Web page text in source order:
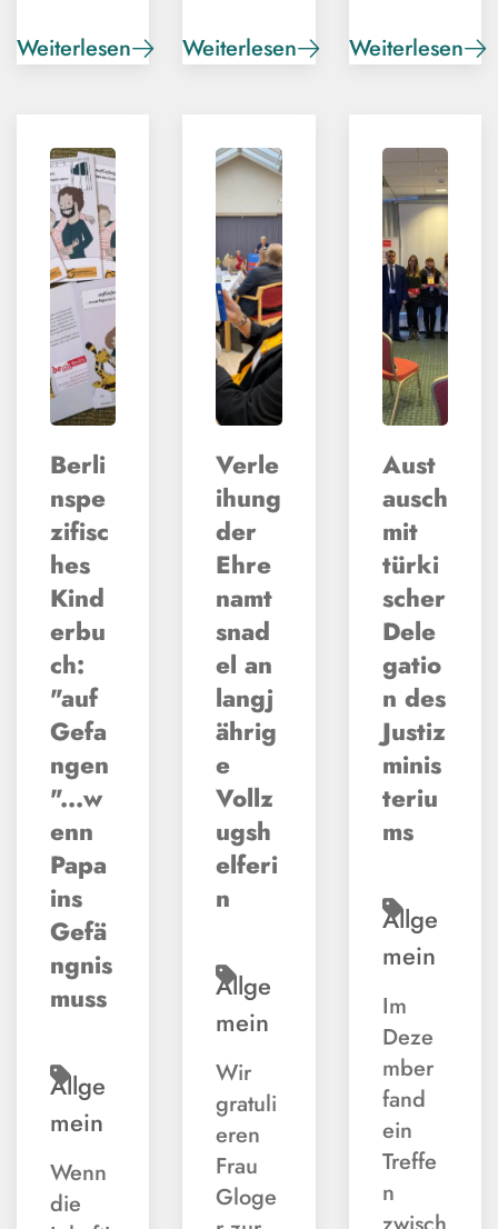
Weiterlesen Weiterlesen Weiterlesen
Berli
nspe
zifisc
hes
Kind
erbu
ch:
"auf
Gefa
ngen
"...w
enn
Papa
ins
Gefä
ngnis
muss
Allge
mein
Wenn
die
Verle
ihung
der
Ehre
namt
snad
el an
langj
ährig
e
Vollz
ugsh
elferi
n
Allge
mein
Wir
gratuli
eren
Frau
Gloge
Aust
ausch
mit
türki
scher
Dele
gatio
n des
Justiz
minis
teriu
ms
Allge
mein
Im
Deze
mber
fand
ein
Treffe
n